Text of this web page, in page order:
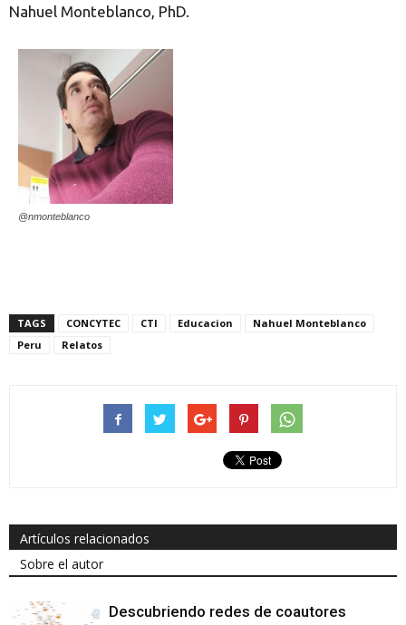
Nahuel Monteblanco, PhD.
@nmonteblanco
TAGS CONCYTEC CTI Educacion
Nahuel Monteblanco
Peru
Relatos
Artículos relacionados
Sobre el autor
Descubriendo redes de coautores